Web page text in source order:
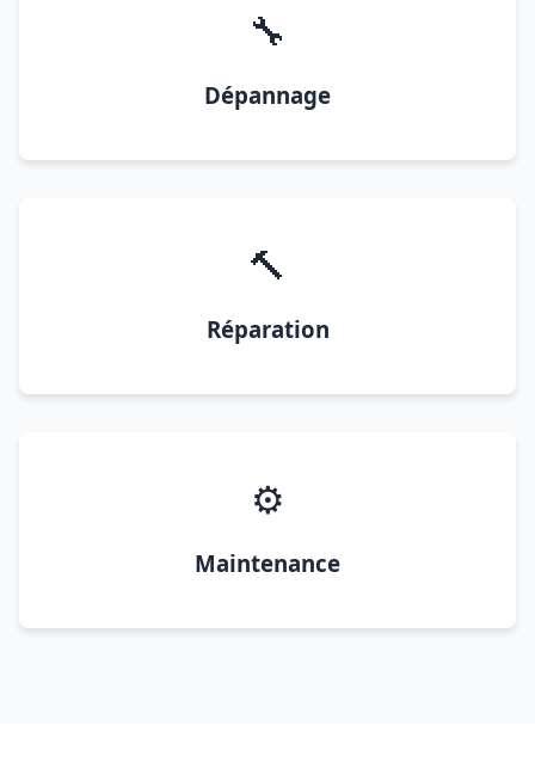
🔧
Dépannage
🔨
Réparation
⚙️
Maintenance